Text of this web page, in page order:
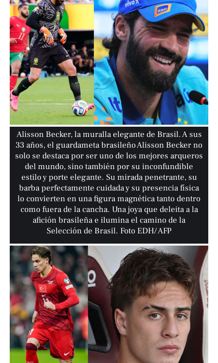
Alisson Becker, la muralla elegante de Brasil. A sus
33 años, el guardameta brasileño Alisson Becker no
solo se destaca por ser uno de los mejores arqueros
del mundo, sino también por su inconfundible
estilo y porte elegante. Su mirada penetrante, su
barba perfectamente cuidada y su presencia física
lo convierten en una figura magnética tanto dentro
como fuera de la cancha. Una joya que deleita a la
afición brasileña e ilumina el camino de la
Selección de Brasil. Foto EDH/ AFP